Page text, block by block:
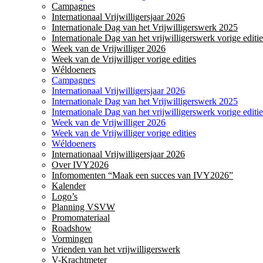
Campagnes
Internationaal Vrijwilligersjaar 2026
Internationale Dag van het Vrijwilligerswerk 2025
Internationale Dag van het vrijwilligerswerk vorige
Week van de Vrijwilliger 2026
Week van de Vrijwilliger vorige edities
Wéldoeners
Campagnes
Internationaal Vrijwilligersjaar 2026
Internationale Dag van het Vrijwilligerswerk 2025
Internationale Dag van het vrijwilligerswerk vorige
Week van de Vrijwilliger 2026
Week van de Vrijwilliger vorige edities
Wéldoeners
Internationaal Vrijwilligersjaar 2026
Over IVY2026
Infomomenten “Maak een succes van IVY2026”
Kalender
Logo’s
Planning VSVW
Promomateriaal
Roadshow
Vormingen
Vrienden van het vrijwilligerswerk
V-Krachtmeter